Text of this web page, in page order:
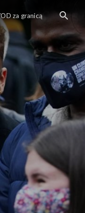
za granicą